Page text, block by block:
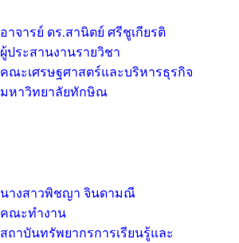
อาจารย์ ดร.สานิตย์ ศรีชูเกียรติ
ผู้ประสานงานรายวิชา
คณะเศรษฐศาสตร์และบริหารธุรกิจ
มหาวิทยาลัยทักษิณ
นางสาวพิชญา จินดามณี
คณะทำงาน
สถาบันทรัพยากรการเรียนรู้และ